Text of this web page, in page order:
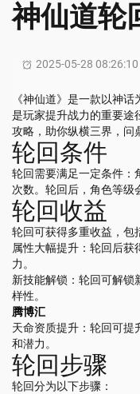
神仙道轮
2025-05-28 08:26:10
《神仙道》是一款以神
是玩家提升战力的重要途
攻略，助你纵横三界，问
轮回条件
轮回需要满足一定条件：
次数。轮回后，角色等级
轮回收益
轮回可获得多重收益，包
属性大幅提升：轮回后
力。
新技能解锁：轮回可解锁
样性。
腾博汇
天命资质提升：轮回可提
和潜力。
轮回步骤
轮回分为以下步骤：